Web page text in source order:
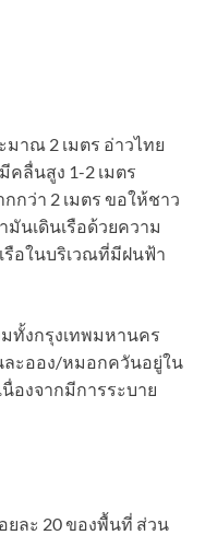
าณ 2 เมตร อ่าวไทย
ลื่นสูง 1-2 เมตร
ว่า 2 เมตร ขอให้ชาว
มันเดินเรือด้วยความ
รือในบริเวณที่มีฝนฟ้า
ทั้งกรุงเทพมหานคร
ะออง/หมอกควันอยู่ใน
องจากมีการระบาย
ยละ 20 ของพื้นที่ ส่วน